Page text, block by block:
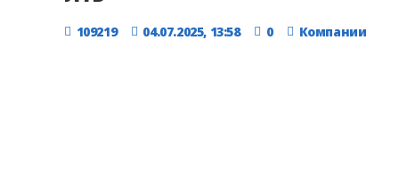
109219 04.07.2025, 13:58 0 Компании